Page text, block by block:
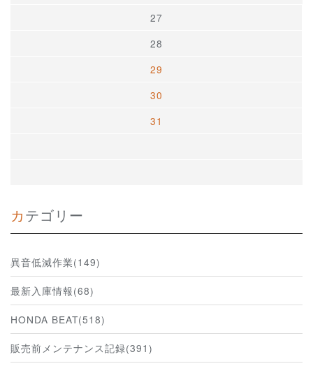
27
28
29
30
31
カテゴリー
異音低減作業(149)
最新入庫情報(68)
HONDA BEAT(518)
販売前メンテナンス記録(391)